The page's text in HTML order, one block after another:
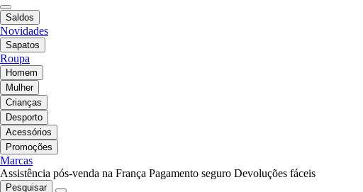
Saldos
Novidades
Sapatos
Roupa
Homem
Mulher
Crianças
Desporto
Acessórios
Promoções
Marcas
Assistência pós-venda na França Pagamento seguro Devoluções fáceis
Pesquisar